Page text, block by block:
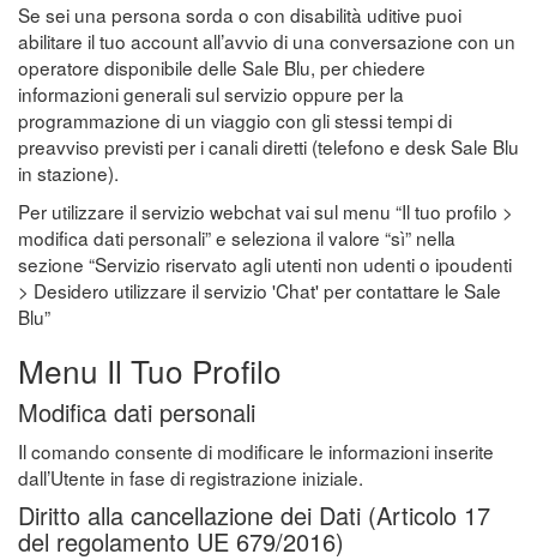
Se sei una persona sorda o con disabilità uditive puoi
abilitare il tuo account all’avvio di una conversazione con un
operatore disponibile delle Sale Blu, per chiedere
informazioni generali sul servizio oppure per la
programmazione di un viaggio con gli stessi tempi di
preavviso previsti per i canali diretti (telefono e desk Sale Blu
in stazione).
Per utilizzare il servizio webchat vai sul menu “Il tuo profilo >
modifica dati personali” e seleziona il valore “sì” nella
sezione “Servizio riservato agli utenti non udenti o ipoudenti
> Desidero utilizzare il servizio 'Chat' per contattare le Sale
Blu”
Menu Il Tuo Profilo
Modifica dati personali
Il comando consente di modificare le informazioni inserite
dall’Utente in fase di registrazione iniziale.
Diritto alla cancellazione dei Dati (Articolo 17
del regolamento UE 679/2016)